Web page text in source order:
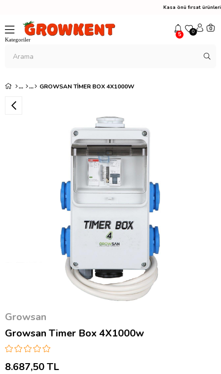
Kasa önü fırsat
5 0 0
GROWSAN TIMER BOX 4X1000W
Growsan
Growsan Timer Box 4X1000w
8.687,50 TL